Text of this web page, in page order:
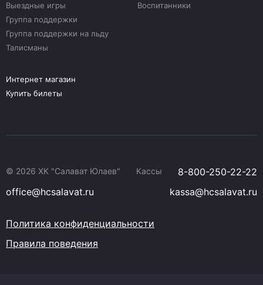
Выездные игры
Группа поддержки
Группа поддержки на льду
Талисманы
Воспитанники
Интернет магазин
Купить билеты
© 2026 ХК "Салават Юлаев" Кассы
8-800-250-22-22
office@hcsalavat.ru
kassa@hcsalavat.ru
Политика конфиденциальности
Правила поведения